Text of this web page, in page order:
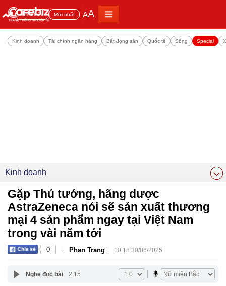
Đọc nhiều Mới nhất AA
Kinh doanh Tài chính ngân hàng Bất động sản Quốc tế Sống Special
Kinh doanh
Gặp Thủ tướng, hãng dược
AstraZeneca nói sẽ sản xuất thương
mại 4 sản phẩm ngay tại Việt Nam
trong vài năm tới
0 | Phan Trang | 10:18 30/06/2025
Nghe đọc bài 2:15